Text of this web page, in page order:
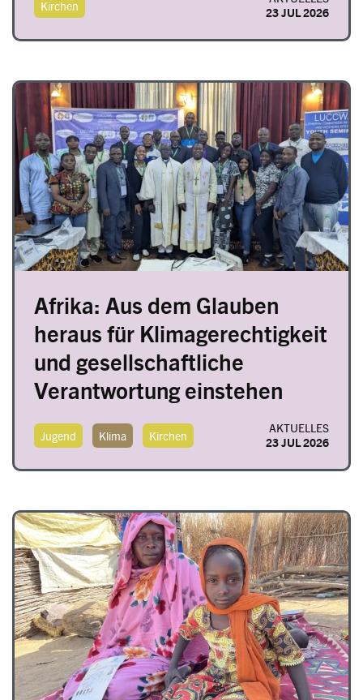
Kirchen
23 JUL 2026
Image
Afrika: Aus dem Glauben
heraus für Klimagerechtigkeit
und gesellschaftliche
Verantwortung einstehen
Jugend Klima Kirchen
AKTUELLES
23 JUL 2026
Image